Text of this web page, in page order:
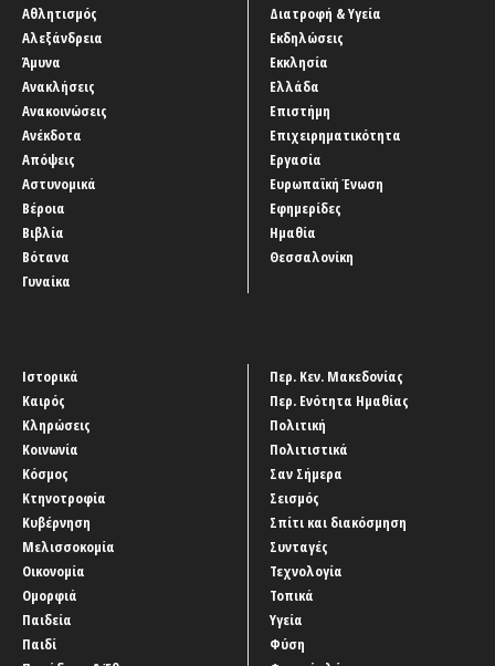
Αθλητισμός
Αλεξάνδρεια
Άμυνα
Ανακλήσεις
Ανακοινώσεις
Ανέκδοτα
Απόψεις
Αστυνομικά
Βέροια
Βιβλία
Βότανα
Γυναίκα
Διατροφή & Υγεία
Εκδηλώσεις
Εκκλησία
Ελλάδα
Επιστήμη
Επιχειρηματικότητα
Εργασία
Ευρωπαϊκή Ένωση
Εφημερίδες
Ημαθία
Θεσσαλονίκη
Ιστορικά
Καιρός
Κληρώσεις
Κοινωνία
Κόσμος
Κτηνοτροφία
Κυβέρνηση
Μελισσοκομία
Οικονομία
Ομορφιά
Παιδεία
Παιδί
Περ. Κεν. Μακεδονίας
Περ. Ενότητα Ημαθίας
Πολιτική
Πολιτιστικά
Σαν Σήμερα
Σεισμός
Σπίτι και διακόσμηση
Συνταγές
Τεχνολογία
Τοπικά
Υγεία
Φύση